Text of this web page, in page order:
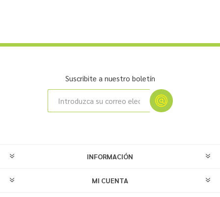
Suscribite a nuestro boletín
INFORMACIÓN
MI CUENTA